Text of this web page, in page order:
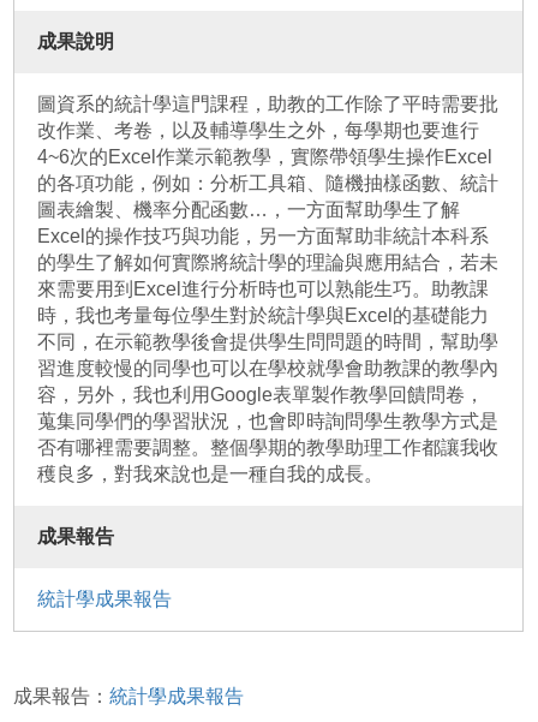
成果說明
圖資系的統計學這門課程，助教的工作除了平時需要批
改作業、考卷，以及輔導學生之外，每學期也要進行
4~6次的Excel作業示範教學，實際帶領學生操作Excel
的各項功能，例如：分析工具箱、隨機抽樣函數、統計
圖表繪製、機率分配函數…，一方面幫助學生了解
Excel的操作技巧與功能，另一方面幫助非統計本科系
的學生了解如何實際將統計學的理論與應用結合，若未
來需要用到Excel進行分析時也可以熟能生巧。助教課
時，我也考量每位學生對於統計學與Excel的基礎能力
不同，在示範教學後會提供學生問問題的時間，幫助學
習進度較慢的同學也可以在學校就學會助教課的教學內
容，另外，我也利用Google表單製作教學回饋問卷，
蒐集同學們的學習狀況，也會即時詢問學生教學方式是
否有哪裡需要調整。整個學期的教學助理工作都讓我收
穫良多，對我來說也是一種自我的成長。
成果報告
統計學成果報告
成果報告：統計學成果報告